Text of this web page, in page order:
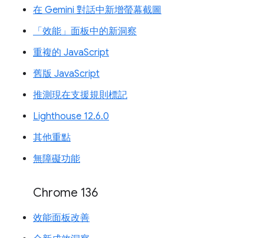
在 Gemini 對話中新增螢幕截圖
「效能」面板中的新洞察
重複的 JavaScript
舊版 JavaScript
推測現在支援規則標記
Lighthouse 12.6.0
其他重點
無障礙功能
Chrome 136
效能面板改善